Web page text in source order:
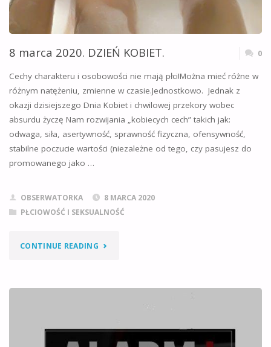
8 marca 2020. DZIEŃ KOBIET. 0
Cechy charakteru i osobowości nie mają płci!Można mieć różne w
różnym natężeniu, zmienne w czasie.Jednostkowo. Jednak z
okazji dzisiejszego Dnia Kobiet i chwilowej przekory wobec
absurdu życzę Nam rozwijania „kobiecych cech” takich jak:
odwaga, siła, asertywność, sprawność fizyczna, ofensywność,
stabilne poczucie wartości (niezależne od tego, czy pasujesz do
promowanego jako …
OBSERWATORKA
8 MARCA 2020
PŁCIOWOŚĆ I SEKSUALNOŚĆ
CONTINUE READING"8
KOBIET."